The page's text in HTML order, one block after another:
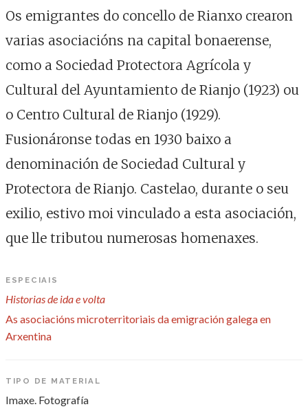
Os emigrantes do concello de Rianxo crearon
varias asociacións na capital bonaerense,
como a Sociedad Protectora Agrícola y
Cultural del Ayuntamiento de Rianjo (1923) ou
o Centro Cultural de Rianjo (1929).
Fusionáronse todas en 1930 baixo a
denominación de Sociedad Cultural y
Protectora de Rianjo. Castelao, durante o seu
exilio, estivo moi vinculado a esta asociación,
que lle tributou numerosas homenaxes.
ESPECIAIS
Historias de ida e volta
As asociacións microterritoriais da emigración galega en
Arxentina
TIPO DE MATERIAL
Imaxe. Fotografía